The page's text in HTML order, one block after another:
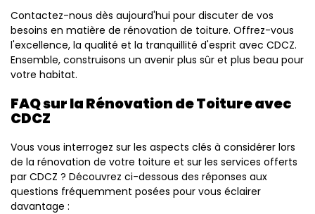
Contactez-nous dès aujourd'hui pour discuter de vos
besoins en matière de rénovation de toiture. Offrez-vous
l'excellence, la qualité et la tranquillité d'esprit avec CDCZ.
Ensemble, construisons un avenir plus sûr et plus beau pour
votre habitat.
FAQ sur la Rénovation de Toiture avec
CDCZ
Vous vous interrogez sur les aspects clés à considérer lors
de la rénovation de votre toiture et sur les services offerts
par CDCZ ? Découvrez ci-dessous des réponses aux
questions fréquemment posées pour vous éclairer
davantage :